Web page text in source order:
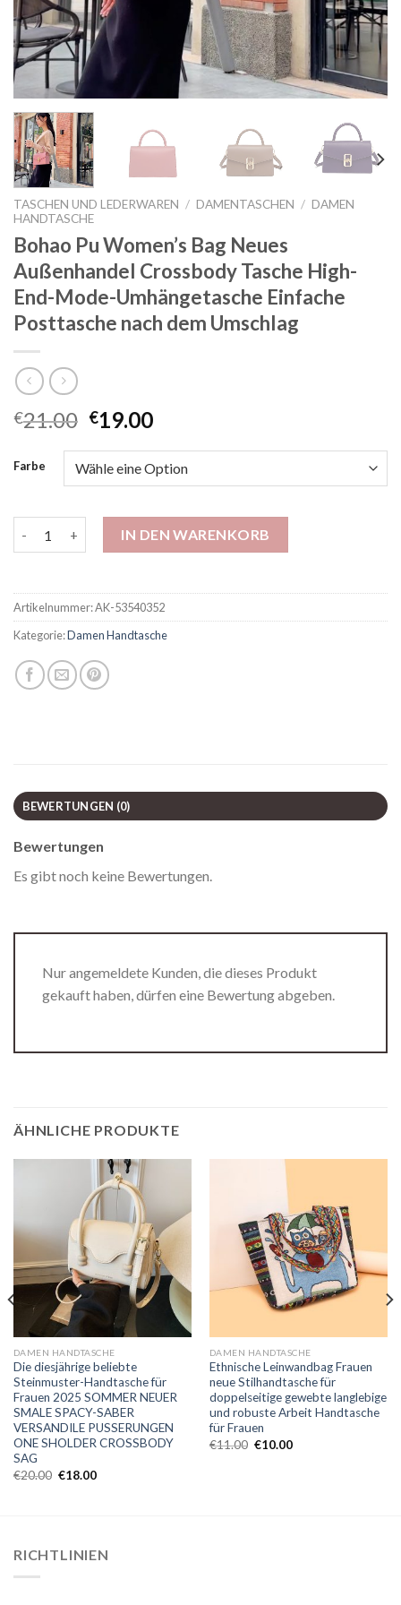
TASCHEN UND LEDERWAREN / DAMENTASCHEN / DAMEN
HANDTASCHE
Bohao Pu Women’s Bag Neues
Außenhandel Crossbody Tasche High-
End-Mode-Umhängetasche Einfache
Posttasche nach dem Umschlag
€21.00 €19.00
Farbe
IN DEN WARENKORB
Artikelnummer:AK-53540352
Kategorie:Damen Handtasche
BEWERTUNGEN (0)
Bewertungen
Es gibt noch keine Bewertungen.
Nur angemeldete Kunden, die dieses Produkt
gekauft haben, dürfen eine Bewertung abgeben.
ÄHNLICHE PRODUKTE
DAMEN HANDTASCHE
Die diesjährige beliebte
Steinmuster-Handtasche für
Frauen 2025 SOMMER NEUER
SMALE SPACY-SABER
VERSANDILE PUSSERUNGEN
ONE SHOLDER CROSSBODY
SAG
€20.00 €18.00
DAMEN HANDTASCHE
Ethnische Leinwandbag Frauen
neue Stilhandtasche für
doppelseitige gewebte langlebige
und robuste Arbeit Handtasche
für Frauen
€11.00 €10.00
RICHTLINIEN